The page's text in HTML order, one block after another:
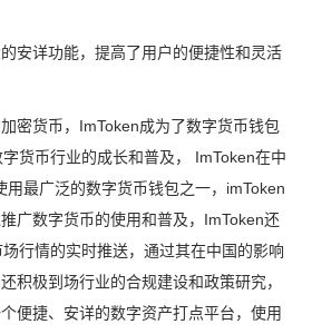
安详功能，提高了用户的便捷性和灵活
密货币，ImToken成为了数字货币钱包
货币行业的成长和普及， ImToken在中
用最广泛的数字货币钱包之一，imToken
广数字货币的使用和普及，ImToken还
行情的实时推送，通过其在中国的影响
积极到场行业的合规建设和政策研究，
便捷、安详的数字资产打点平台，使用